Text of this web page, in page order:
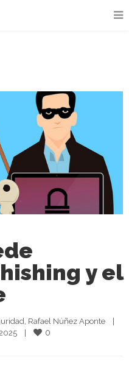
y el
Rafael Núñez Aponte
|
| 0